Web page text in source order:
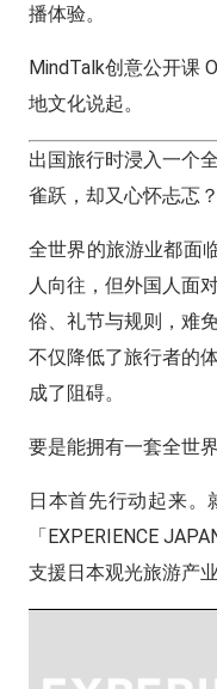
播体验。
MindTalk创意公开课
地文化说起。
出国旅行时浸入一个
雀跃，却又心怀忐忑？
全世界的旅游业都面
人向往，但外国人面
俗、礼节与规则，难
不仅降低了旅行者的
成了阻碍。
要是能拥有一套全世
日本首先行动起来。
「EXPERIENCE
支援日本观光旅游产业